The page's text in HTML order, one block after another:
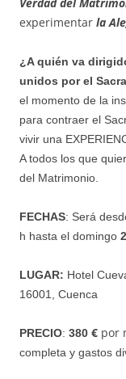
experimentar la
¿A quién va
unidos por el
el momento de la
para contraer el
vivir una
A todos los que
del Matrimonio.
FECHAS: Será
h hasta el domingo
LUGAR: Hotel
16001, Cuenca
PRECIO: 380 € por
completa y gastos